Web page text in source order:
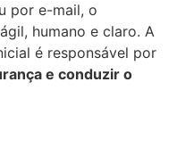
por e-mail, o
humano e claro. A
é responsável por
e conduzir o